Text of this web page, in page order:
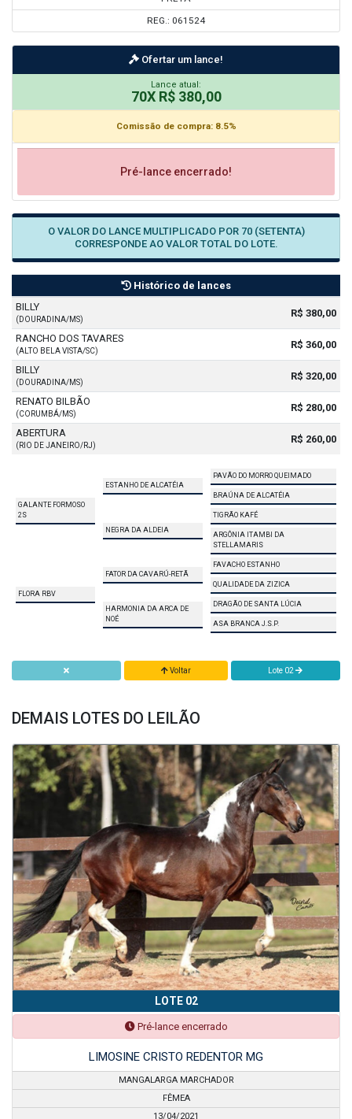
REG.: 061524
Ofertar um lance!
Lance atual:
70X R$ 380,00
Comissão de compra: 8.5%
Pré-lance encerrado!
O VALOR DO LANCE MULTIPLICADO POR 70 (SETENTA)
CORRESPONDE AO VALOR TOTAL DO LOTE.
Histórico de lances
BILLY
(DOURADINA/MS)
R$ 380,00
RANCHO DOS TAVARES
(ALTO BELA VISTA/SC)
R$ 360,00
BILLY
(DOURADINA/MS)
R$ 320,00
RENATO BILBÃO
(CORUMBÁ/MS)
R$ 280,00
ABERTURA
(RIO DE JANEIRO/RJ)
R$ 260,00
GALANTE FORMOSO
2S
ESTANHO DE ALCATÉIA
PAVÃO DO MORRO QUEIMADO
BRAÚNA DE ALCATÉIA
NEGRA DA ALDEIA
TIGRÃO KAFÉ
ARGÔNIA ITAMBI DA
STELLAMARIS
FLORA RBV
FATOR DA CAVARÚ-RETÃ
FAVACHO ESTANHO
QUALIDADE DA ZIZICA
HARMONIA DA ARCA DE
NOÉ
DRAGÃO DE SANTA LÚCIA
ASA BRANCA J.S.P.
Voltar Lote 02
DEMAIS LOTES DO LEILÃO
LOTE 02
Pré-lance encerrado
LIMOSINE CRISTO REDENTOR MG
MANGALARGA MARCHADOR
FÊMEA
13/04/2021